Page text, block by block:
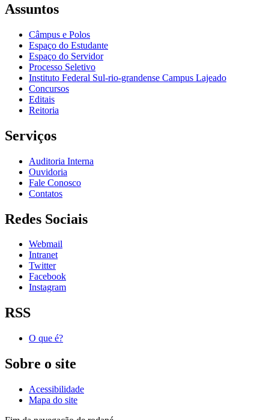
Assuntos
Câmpus e Polos
Espaço do Estudante
Espaço do Servidor
Processo Seletivo
Instituto Federal Sul-rio-grandense Campus Lajeado
Concursos
Editais
Reitoria
Serviços
Auditoria Interna
Ouvidoria
Fale Conosco
Contatos
Redes Sociais
Webmail
Intranet
Twitter
Facebook
Instagram
RSS
O que é?
Sobre o site
Acessibilidade
Mapa do site